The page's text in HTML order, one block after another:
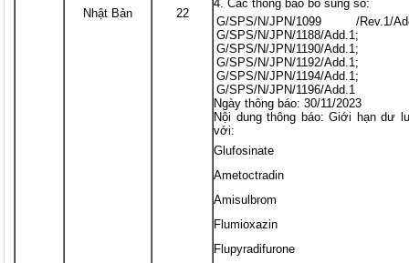
Nhật Bản 22
Các thông báo bổ sung số:
G/SPS/N/JPN/1099 /Rev.1/
G/SPS/N/JPN/1188/
G/SPS/N/JPN/1190/
G/SPS/N/JPN/1192/
G/SPS/N/JPN/1194/
G/SPS/N/JPN/1196/Add.1
Ngày thông báo: 30/11/2023
Nội dung thông báo: Giới hạn dư
với:
Glufosinate
Ametoctradin
Amisulbrom
Flumioxazin
Flupyradifurone